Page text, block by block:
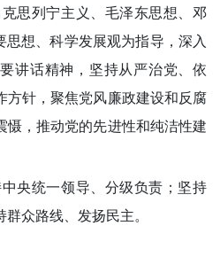
列宁主义、毛泽东思想、邓
思想、科学发展观为指导，深入
讲话精神，坚持从严治党、依
方针，聚焦党风廉政建设和反腐
慑，推动党的先进性和纯洁性建
统一领导、分级负责；坚持
众路线、发扬民主。